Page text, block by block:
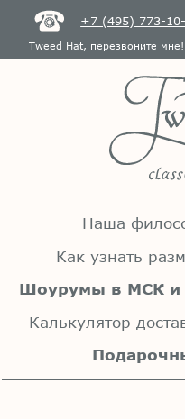
+7 (495) 773-
Tweed Hat, перезвоните мне!
Наша
Как узнать
Шоурумы в МСК и
Калькулятор